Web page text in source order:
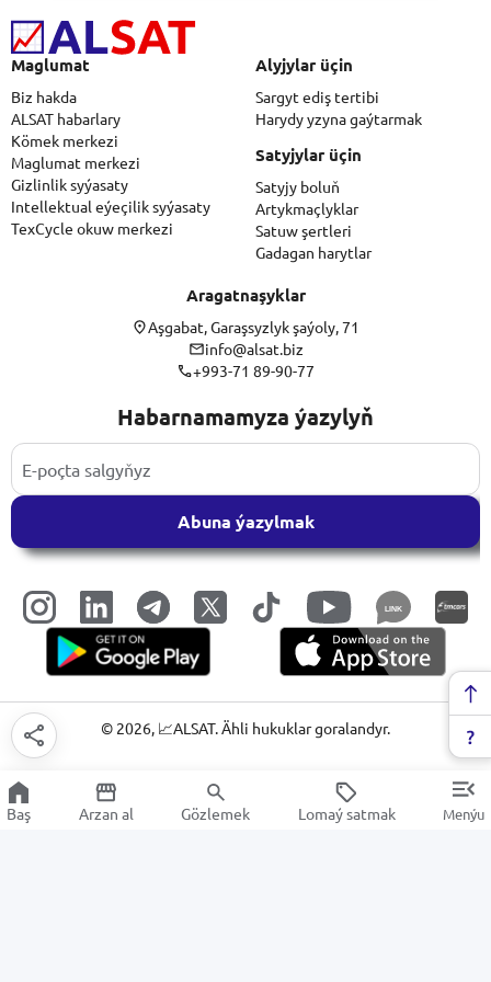
Maglumat
Biz hakda
ALSAT habarlary
Kömek merkezi
Maglumat merkezi
Gizlinlik syýasaty
Intellektual eýeçilik syýasaty
TexCycle okuw merkezi
Alyjylar üçin
Sargyt ediş tertibi
Harydy yzyna gaýtarmak
Satyjylar üçin
Satyjy boluň
Artykmaçlyklar
Satuw şertleri
Gadagan harytlar
Aragatnaşyklar
Aşgabat, Garaşsyzlyk şaýoly, 71
info@alsat.biz
+993-71 89-90-77
Habarnamamyza ýazylyň
Abuna ýazylmak
LINK
© 2026, 📈ALSAT. Ähli hukuklar goralandyr.
Baş Arzan al Gözlemek Lomaý satmak Menýu